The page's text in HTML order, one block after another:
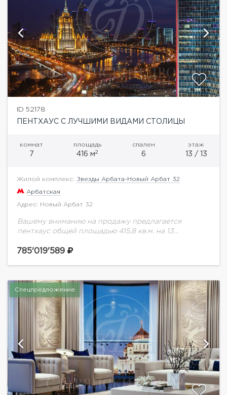
ID 52178
ПЕНТХАУС С ЛУЧШИМИ ВИДАМИ СТОЛИЦЫ
комнат
7
площадь
416 м2
спален
6
этаж
13 / 13
Жилой комплекс: Звезды Арбата-Новый Арбат 32
Арбатская
Адрес: Новый Арбат 32
Вашему вниманию на продажу предлагается
пентхаус общей площадью 415,8 кв.м. на 13
многофункциональный комплекс в центре Москвы,
785'019'589
Спецпредложение